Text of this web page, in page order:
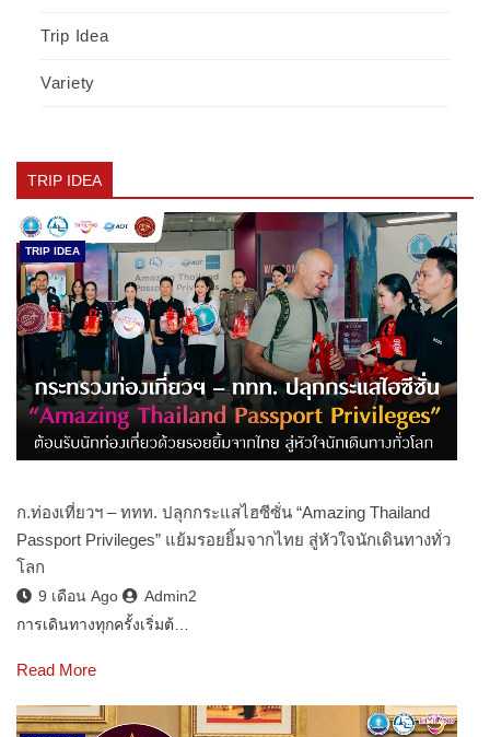
Trip Idea
Variety
TRIP IDEA
TRIP IDEA
ก.ท่องเที่ยวฯ – ททท. ปลุกกระแสไฮซีซั่น “Amazing Thailand
Passport Privileges” แย้มรอยยิ้มจากไทย สู่หัวใจนักเดินทางทั่ว
โลก
9 เดือน Ago
Admin2
การเดินทางทุกครั้งเริ่มต้…
Read More